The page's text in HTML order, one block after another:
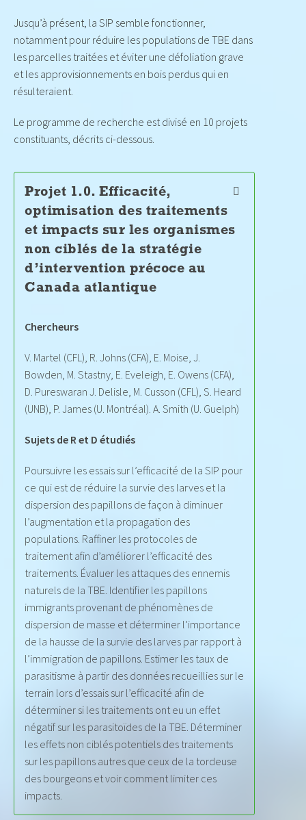
Jusqu’à présent, la SIP semble fonctionner,
notamment pour réduire les populations de TBE dans
les parcelles traitées et éviter une défoliation grave
et les approvisionnements en bois perdus qui en
résulteraient.
Le programme de recherche est divisé en 10 projets
constituants, décrits ci-dessous.
Projet 1.0. Efficacité,
optimisation des traitements
et impacts sur les organismes
non ciblés de la stratégie
d’intervention précoce au
Canada atlantique
Chercheurs
V. Martel (CFL), R. Johns (CFA), E. Moise, J.
Bowden, M. Stastny, E. Eveleigh, E. Owens (CFA),
D. Pureswaran J. Delisle, M. Cusson (CFL), S. Heard
(UNB), P. James (U. Montréal). A. Smith (U. Guelph)
Sujets de R et D étudiés
Poursuivre les essais sur l’efficacité de la SIP pour
ce qui est de réduire la survie des larves et la
dispersion des papillons de façon à diminuer
l’augmentation et la propagation des
populations. Raffiner les protocoles de
traitement afin d’améliorer l’efficacité des
traitements. Évaluer les attaques des ennemis
naturels de la TBE. Identifier les papillons
immigrants provenant de phénomènes de
dispersion de masse et déterminer l’importance
de la hausse de la survie des larves par rapport à
l’immigration de papillons. Estimer les taux de
parasitisme à partir des données recueillies sur le
terrain lors d’essais sur l’efficacité afin de
déterminer si les traitements ont eu un effet
négatif sur les parasitoïdes de la TBE. Déterminer
les effets non ciblés potentiels des traitements
sur les papillons autres que ceux de la tordeuse
des bourgeons et voir comment limiter ces
impacts.